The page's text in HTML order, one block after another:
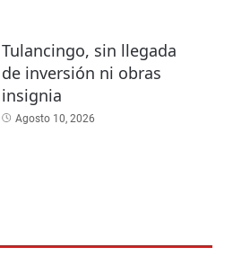
Tulancingo, sin llegada
de inversión ni obras
insignia
Agosto 10, 2026